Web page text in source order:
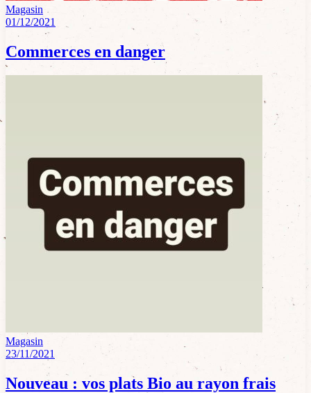
Magasin
01/12/2021
Commerces en danger
Magasin
23/11/2021
Nouveau : vos plats Bio au rayon frais